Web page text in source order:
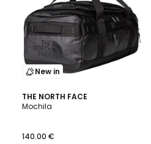
New in
THE NORTH FACE
Mochila
140.00 €
4,8
/ 5